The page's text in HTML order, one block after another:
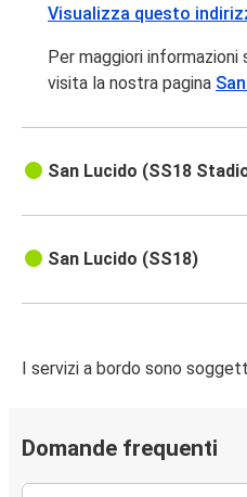
Roma
San Lucido
San Lucido
Visualizza questo
Per maggiori
visita la nostra pagina
San Lucido (SS18
San Lucido (SS18)
I servizi a bordo sono
Domande frequenti